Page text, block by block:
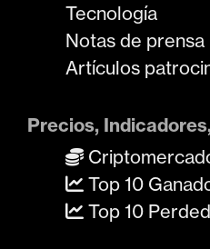
Tecnología
Notas de prensa
Artículos
Precios,
Top 10
Top 10